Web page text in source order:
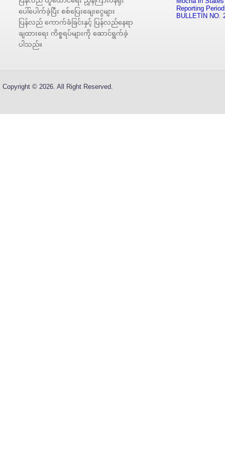
ပေါ်ပေါက်ခဲ့ပြီး စစ်ပြေးချေးငွေများ
ပြန်လည် ကောက်ခံခြင်းနှင့် ပြန်လည်နေရာ
ချထားရေး ကိစ္စရပ်များကို ဆောင်ရွက်ခဲ့
ပါသည်။
Reporting
BULLETIN NO.
Copyright © 2026. All Right Reserved.